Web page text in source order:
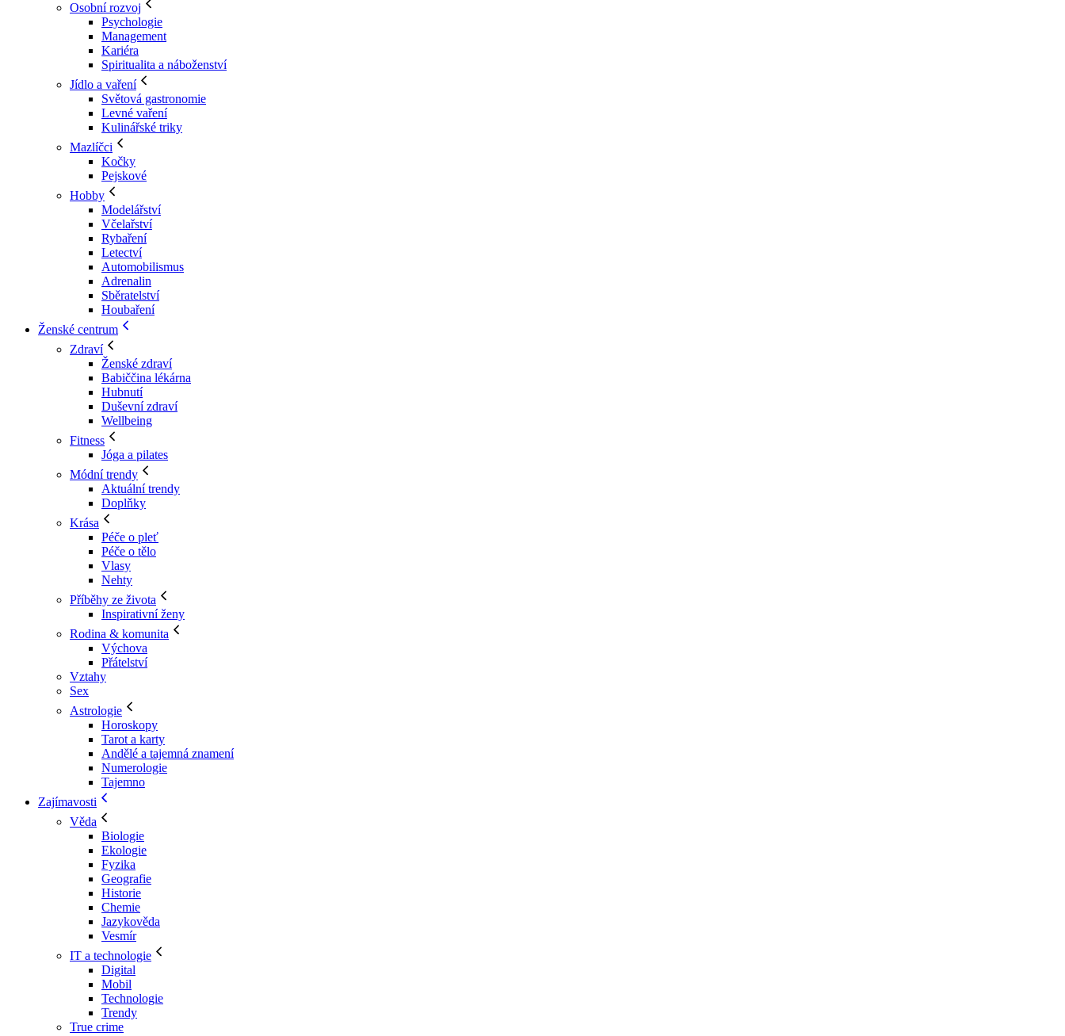
Osobní rozvoj
Psychologie
Management
Kariéra
Spiritualita a náboženství
Jídlo a vaření
Světová gastronomie
Levné vaření
Kulinářské triky
Mazlíčci
Kočky
Pejskové
Hobby
Modelářství
Včelařství
Rybaření
Letectví
Automobilismus
Adrenalin
Sběratelství
Houbaření
Ženské centrum
Zdraví
Ženské zdraví
Babiččina lékárna
Hubnutí
Duševní zdraví
Wellbeing
Fitness
Jóga a pilates
Módní trendy
Aktuální trendy
Doplňky
Krása
Péče o pleť
Péče o tělo
Vlasy
Nehty
Příběhy ze života
Inspirativní ženy
Rodina & komunita
Výchova
Přátelství
Vztahy
Sex
Astrologie
Horoskopy
Tarot a karty
Andělé a tajemná znamení
Numerologie
Tajemno
Zajímavosti
Věda
Biologie
Ekologie
Fyzika
Geografie
Historie
Chemie
Jazykověda
Vesmír
IT a technologie
Digital
Mobil
Technologie
Trendy
True crime